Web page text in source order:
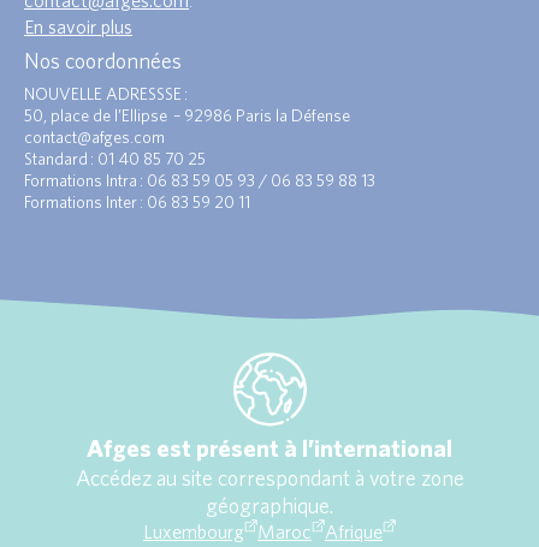
En savoir plus
Nos coordonnées
NOUVELLE ADRESSSE :
50, place de l’Ellipse – 92986 Paris la Défense
contact@afges.com
Standard : 01 40 85 70 25
Formations Intra : 06 83 59 05 93 / 06 83 59 88 13
Formations Inter : 06 83 59 20 11
Afges est présent à l’international
Accédez au site correspondant à votre zone
géographique.
Luxembourg Maroc Afrique